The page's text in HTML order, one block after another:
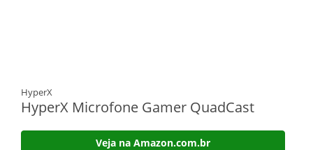
HyperX
HyperX Microfone Gamer QuadCast
Veja na Amazon.com.br